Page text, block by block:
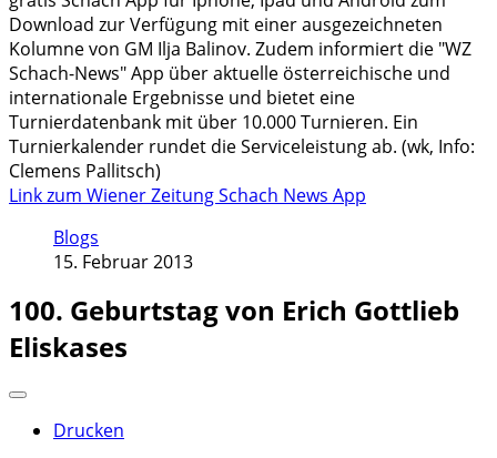
Download zur Verfügung mit einer ausgezeichneten
Kolumne von GM Ilja Balinov. Zudem informiert die "WZ
Schach-News" App über aktuelle österreichische und
internationale Ergebnisse und bietet eine
Turnierdatenbank mit über 10.000 Turnieren. Ein
Turnierkalender rundet die Serviceleistung ab. (wk, Info:
Clemens Pallitsch)
Link zum Wiener Zeitung Schach News App
Blogs
15. Februar 2013
100. Geburtstag von Erich Gottlieb
Eliskases
Drucken